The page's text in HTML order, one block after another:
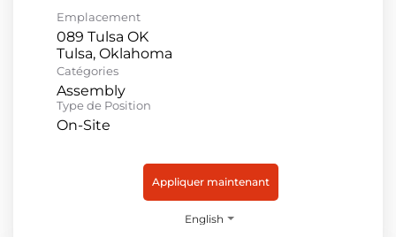
Emplacement
089 Tulsa OK
Catégories
Assembly
Type de Position
On-Site
Appliquer maintenant
English